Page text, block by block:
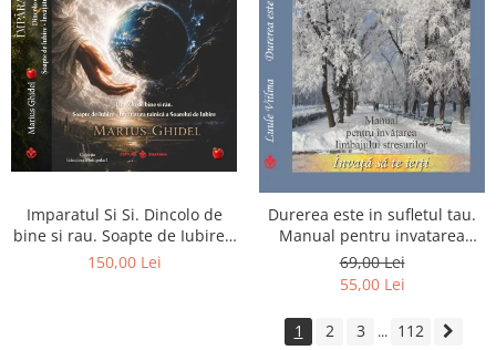
Imparatul Si Si. Dincolo de
bine si rau. Soapte de Iubire -
Invatatura tainica a Soarelui
150,00 Lei
Durerea este in sufletul tau.
Manual pentru invatarea
limbajului stresurilor Seria
Invata sa te Ierti Luule Viilma
69,00 Lei
55,00 Lei
1 2 3 ... 112